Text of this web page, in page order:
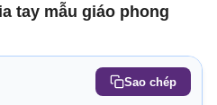
tay mẫu giáo phong
Sao chép